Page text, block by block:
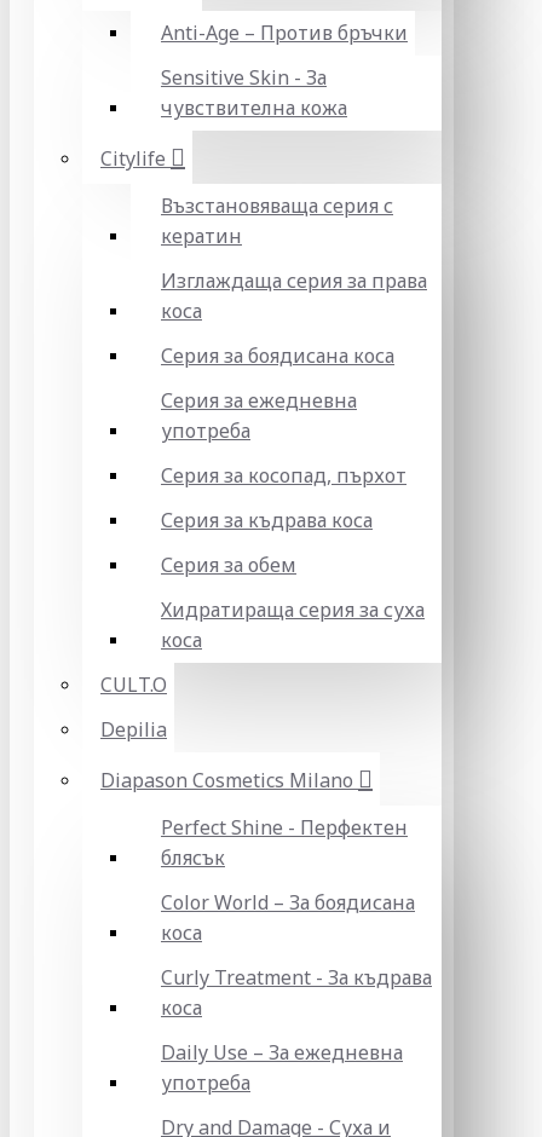
Anti-Age – Против бръчки
Sensitive Skin - За
чувствителна кожа
Citylife
Възстановяваща серия с
кератин
Изглаждаща серия за права
коса
Серия за боядисана коса
Серия за ежедневна
употреба
Серия за косопад, пърхот
Серия за къдрава коса
Серия за обем
Хидратираща серия за суха
коса
CULT.O
Depilia
Diapason Cosmetics Milano
Perfect Shine - Перфектен
блясък
Color World – За боядисана
коса
Curly Treatment - За къдрава
коса
Daily Use – За ежедневна
употреба
Dry and Damage - Суха и